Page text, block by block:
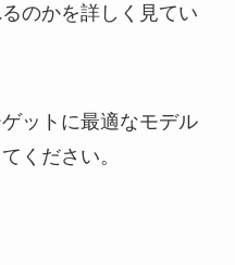
のかを詳しく見てい
ットに最適なモデル
ください。